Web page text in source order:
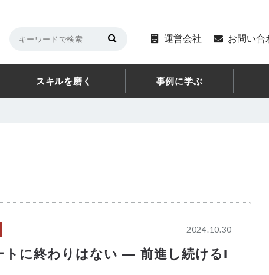
運営会社 お問い合
スキルを磨く 事例に学ぶ
2024.10.30
トに終わりはない ― 前進し続けるI